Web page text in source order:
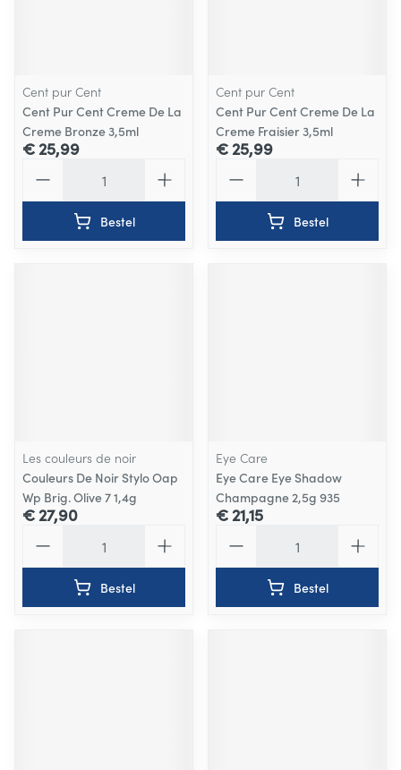
Cent pur Cent
Cent Pur Cent Creme De La
Creme Bronze 3,5ml
€ 25,99
Bestel
Cent pur Cent
Cent Pur Cent Creme De La
Creme Fraisier 3,5ml
€ 25,99
Bestel
Les couleurs de noir
Couleurs De Noir Stylo Oap
Wp Brig. Olive 7 1,4g
€ 27,90
Bestel
Eye Care
Eye Care Eye Shadow
Champagne 2,5g 935
€ 21,15
Bestel